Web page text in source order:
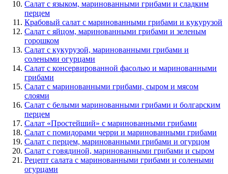
Салат с языком, маринованными грибами и сладким
перцем
Крабовый салат с маринованными грибами и кукурузой
Салат с яйцом, маринованными грибами и зеленым
горошком
Салат с кукурузой, маринованными грибами и
солеными огурцами
Салат с консервированной фасолью и маринованными
грибами
Салат с маринованными грибами, сыром и мясом
слоями
Салат с белыми маринованными грибами и болгарским
перцем
Салат «Простейший» с маринованными грибами
Салат с помидорами черри и маринованными грибами
Салат с перцем, маринованными грибами и огурцом
Салат с говядиной, маринованными грибами и сыром
Рецепт салата с маринованными грибами и солеными
огурцами